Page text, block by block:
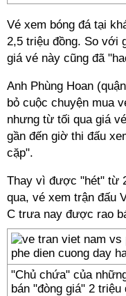
Vé xem bóng đá tại
2,5 triệu đồng. So với
giá vé này cũng đã
Anh Phùng Hoan
bỏ cuộc chuyện mua
nhưng từ tối qua giá
gần đến giờ thi đấu
cặp".
Thay vì được "hét" từ
qua, vé xem trận đấu
C trưa nay được rao
"Chủ chứa" của
bán "đòng giá" 2